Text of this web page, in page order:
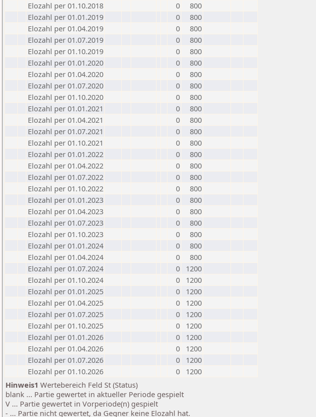
Elozahl per 01.10.2018
0
800
Elozahl per 01.01.2019
0
800
Elozahl per 01.04.2019
0
800
Elozahl per 01.07.2019
0
800
Elozahl per 01.10.2019
0
800
Elozahl per 01.01.2020
0
800
Elozahl per 01.04.2020
0
800
Elozahl per 01.07.2020
0
800
Elozahl per 01.10.2020
0
800
Elozahl per 01.01.2021
0
800
Elozahl per 01.04.2021
0
800
Elozahl per 01.07.2021
0
800
Elozahl per 01.10.2021
0
800
Elozahl per 01.01.2022
0
800
Elozahl per 01.04.2022
0
800
Elozahl per 01.07.2022
0
800
Elozahl per 01.10.2022
0
800
Elozahl per 01.01.2023
0
800
Elozahl per 01.04.2023
0
800
Elozahl per 01.07.2023
0
800
Elozahl per 01.10.2023
0
800
Elozahl per 01.01.2024
0
800
Elozahl per 01.04.2024
0
800
Elozahl per 01.07.2024
0
1200
Elozahl per 01.10.2024
0
1200
Elozahl per 01.01.2025
0
1200
Elozahl per 01.04.2025
0
1200
Elozahl per 01.07.2025
0
1200
Elozahl per 01.10.2025
0
1200
Elozahl per 01.01.2026
0
1200
Elozahl per 01.04.2026
0
1200
Elozahl per 01.07.2026
0
1200
Elozahl per 01.10.2026
0
1200
Hinweis1 Wertebereich Feld St (Status)
blank ... Partie gewertet in aktueller Periode gespielt
V ... Partie gewertet in Vorperiode(n) gespielt
- ... Partie nicht gewertet, da Gegner keine Elozahl hat.